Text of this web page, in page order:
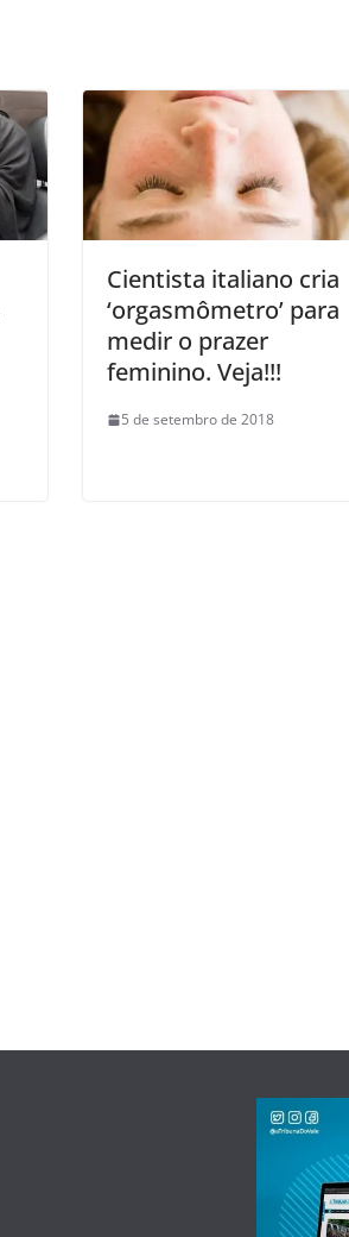
Cientista italiano cria
‘orgasmômetro’ para
medir o prazer
feminino. Veja!!!
5 de setembro de 2018